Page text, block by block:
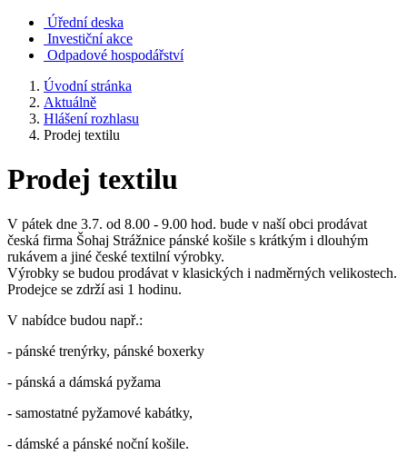
Úřední deska
Investiční akce
Odpadové hospodářství
Úvodní stránka
Aktuálně
Hlášení rozhlasu
Prodej textilu
Prodej textilu
V pátek dne 3.7. od 8.00 - 9.00 hod. bude v naší obci prodávat
česká firma Šohaj Strážnice pánské košile s krátkým i dlouhým
rukávem a jiné české textilní výrobky.
Výrobky se budou prodávat v klasických i nadměrných velikostech.
Prodejce se zdrží asi 1 hodinu.
V nabídce budou např.:
- pánské trenýrky, pánské boxerky
- pánská a dámská pyžama
- samostatné pyžamové kabátky,
- dámské a pánské noční košile.